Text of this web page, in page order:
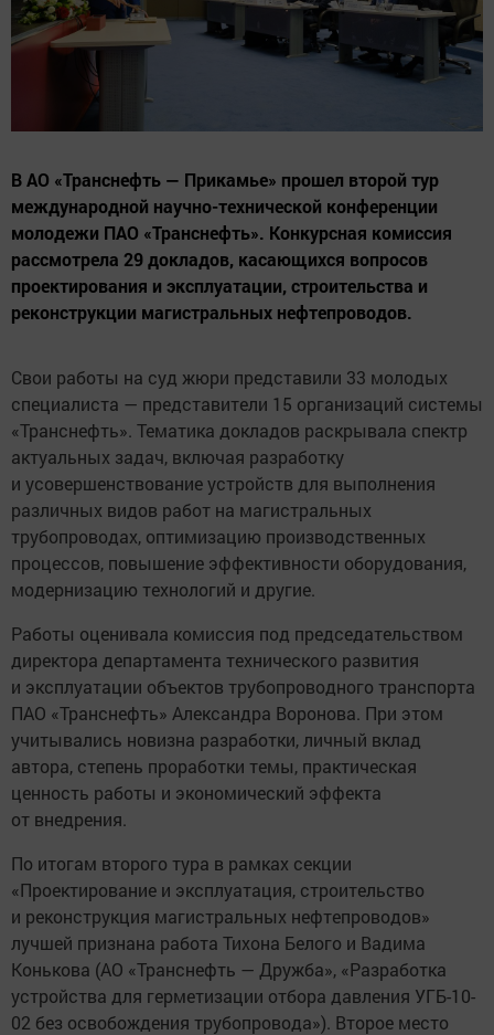
В АО «Транснефть — Прикамье» прошел второй тур
международной научно-технической конференции
молодежи ПАО «Транснефть». Конкурсная комиссия
рассмотрела 29 докладов, касающихся вопросов
проектирования и эксплуатации, строительства и
реконструкции магистральных нефтепроводов.
Свои работы на суд жюри представили 33 молодых
специалиста — представители 15 организаций системы
«Транснефть». Тематика докладов раскрывала спектр
актуальных задач, включая разработку
и усовершенствование устройств для выполнения
различных видов работ на магистральных
трубопроводах, оптимизацию производственных
процессов, повышение эффективности оборудования,
модернизацию технологий и другие.
Работы оценивала комиссия под председательством
директора департамента технического развития
и эксплуатации объектов трубопроводного транспорта
ПАО «Транснефть» Александра Воронова. При этом
учитывались новизна разработки, личный вклад
автора, степень проработки темы, практическая
ценность работы и экономический эффекта
от внедрения.
По итогам второго тура в рамках секции
«Проектирование и эксплуатация, строительство
и реконструкция магистральных нефтепроводов»
лучшей признана работа Тихона Белого и Вадима
Конькова (АО «Транснефть — Дружба», «Разработка
устройства для герметизации отбора давления УГБ-10-
02 без освобождения трубопровода»). Второе место